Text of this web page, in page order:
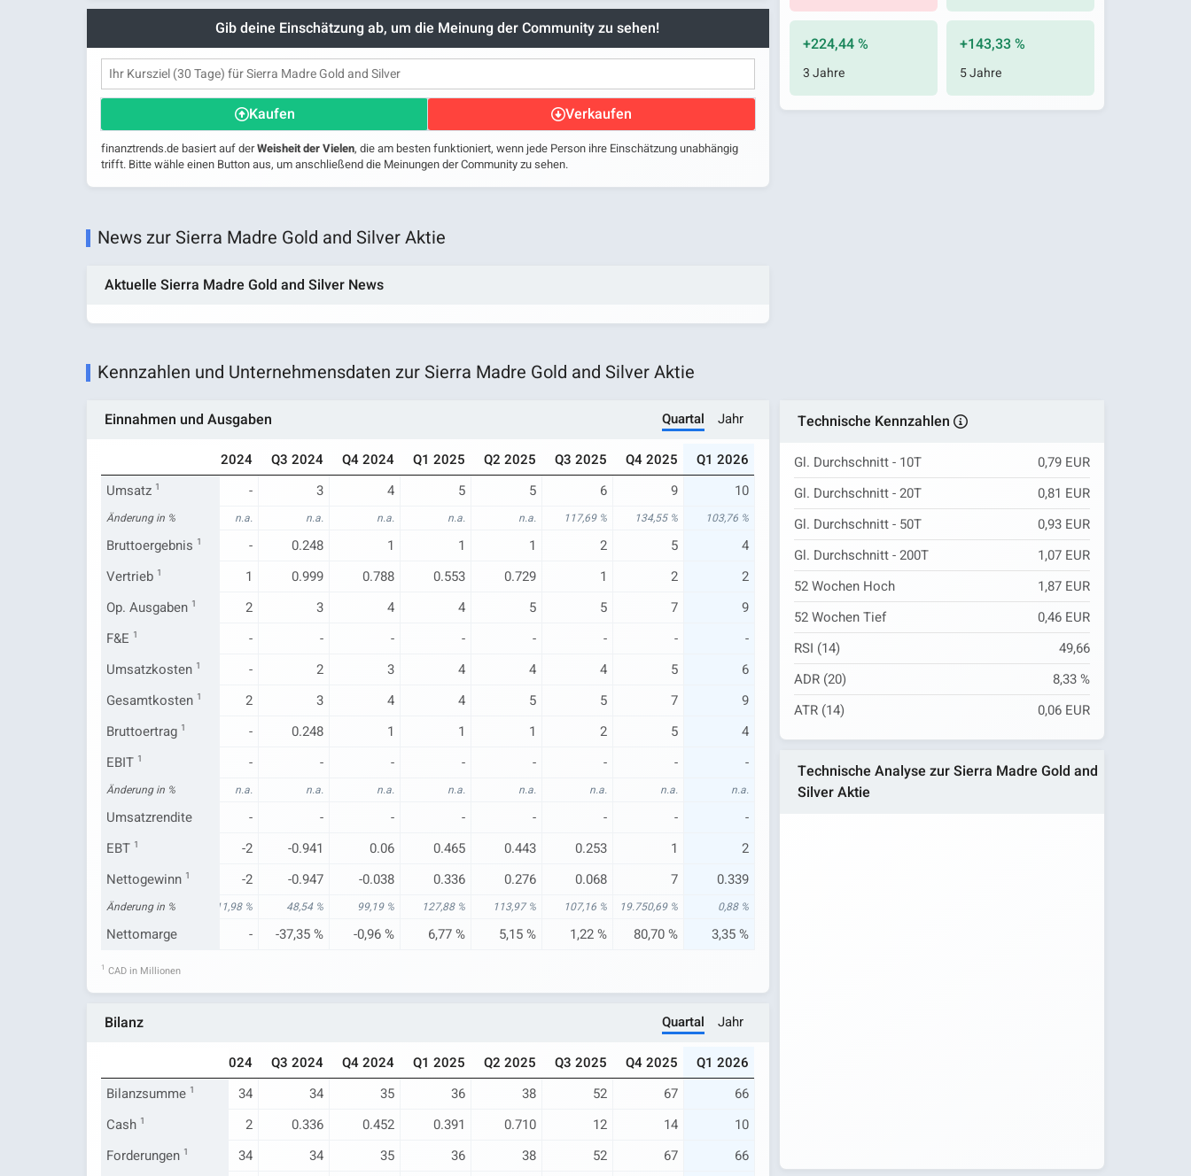
Gib deine Einschätzung ab, um die Meinung der Community zu sehen!
Kaufen Verkaufen
finanztrends.de basiert auf derWeisheit der Vielen, die am besten funktioniert, wenn jede Person ihre Einschätzung unabhängig
trifft. Bitte wähle einen Button aus, um anschließend die Meinungen der Community zu sehen.
+224,44 %
3 Jahre
+143,33 %
5 Jahre
News zur Sierra Madre Gold and Silver Aktie
Aktuelle Sierra Madre Gold and Silver News
Kennzahlen und Unternehmensdaten zur Sierra Madre Gold and Silver Aktie
Einnahmen und Ausgaben Quartal Jahr
Q2 2024 Q3 2024 Q4 2024 Q1 2025 Q2 2025 Q3 2025 Q4 2025
Q1 2026
Umsatz 1
- - 3 4 5 5 6 9 10
Änderung in %
n.a. n.a. n.a. n.a. n.a. n.a. n.a. 117,69 % 134,55 % 103,76 %
Bruttoergebnis 1
-0.06 - - 0.248 1 1 1 2 5
4
Vertrieb 1
0.626 0.496 1 0.999 0.788 0.553 0.729 1 2
2
Op. Ausgaben 1
1 1 2 3 4 4 5 5 7
9
F&E 1
- - - - - - - -
-
Umsatzkosten 1
0.06 - - 2 3 4 4 4 5
6
Gesamtkosten 1
1 1 2 3 4 4 5 5 7
9
Bruttoertrag 1
-0.06 - 0.248 1 1 1 2 5
4
EBIT 1
- - - - - - - - -
Änderung in %
n.a. n.a. n.a. n.a. n.a. n.a. n.a. n.a. n.a. n.a.
Umsatzrendite
- - - - - - - - -
-
EBT 1
-4 -2 -0.941 0.06 0.465 0.443 0.253 1
2
Nettogewinn 1
-5 -1 -2 -0.947 -0.038 0.336 0.276 0.068 7 0.339
Änderung in %
-504,88 % 96,30 % -111,98 % 48,54 % 99,19 % 127,88 % 113,97 % 107,16 % 19.750,69 % 0,88 %
Nettomarge
- - -37,35 % -0,96 % 6,77 % 5,15 % 1,22 % 80,70 % 3,35 %
1 CAD in Millionen
Bilanz Quartal Jahr
Q2 2024 Q3 2024 Q4 2024 Q1 2025 Q2 2025 Q3 2025 Q4 2025
Q1 2026
Bilanzsumme 1
30 30 34 34 35 36 38 52 67
66
Cash 1
2 2 0.336 0.452 0.391 0.710 12 14
10
Forderungen 1
30 30 34 34 35 36 38 52 67
66
Technische Kennzahlen
Gl. Durchschnitt - 10T
0,79 EUR
Gl. Durchschnitt - 20T
0,81 EUR
Gl. Durchschnitt - 50T
0,93 EUR
Gl. Durchschnitt - 200T
1,07 EUR
52 Wochen Hoch
1,87 EUR
52 Wochen Tief
0,46 EUR
RSI (14)
49,66
ADR (20)
8,33 %
ATR (14)
0,06 EUR
Technische Analyse zur Sierra Madre Gold and
Silver Aktie